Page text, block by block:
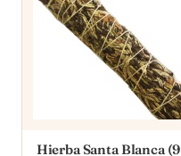
Hierba Santa Blanca (9